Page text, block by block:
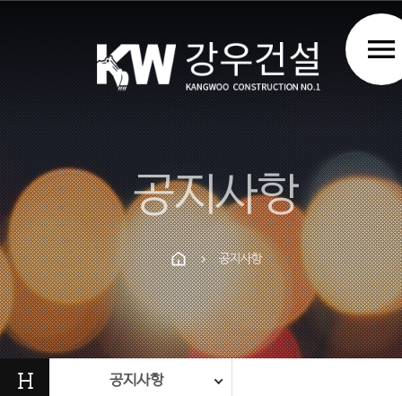
PrevNext
menu
공지사항
chevron_right 공지사항
H 공지사항